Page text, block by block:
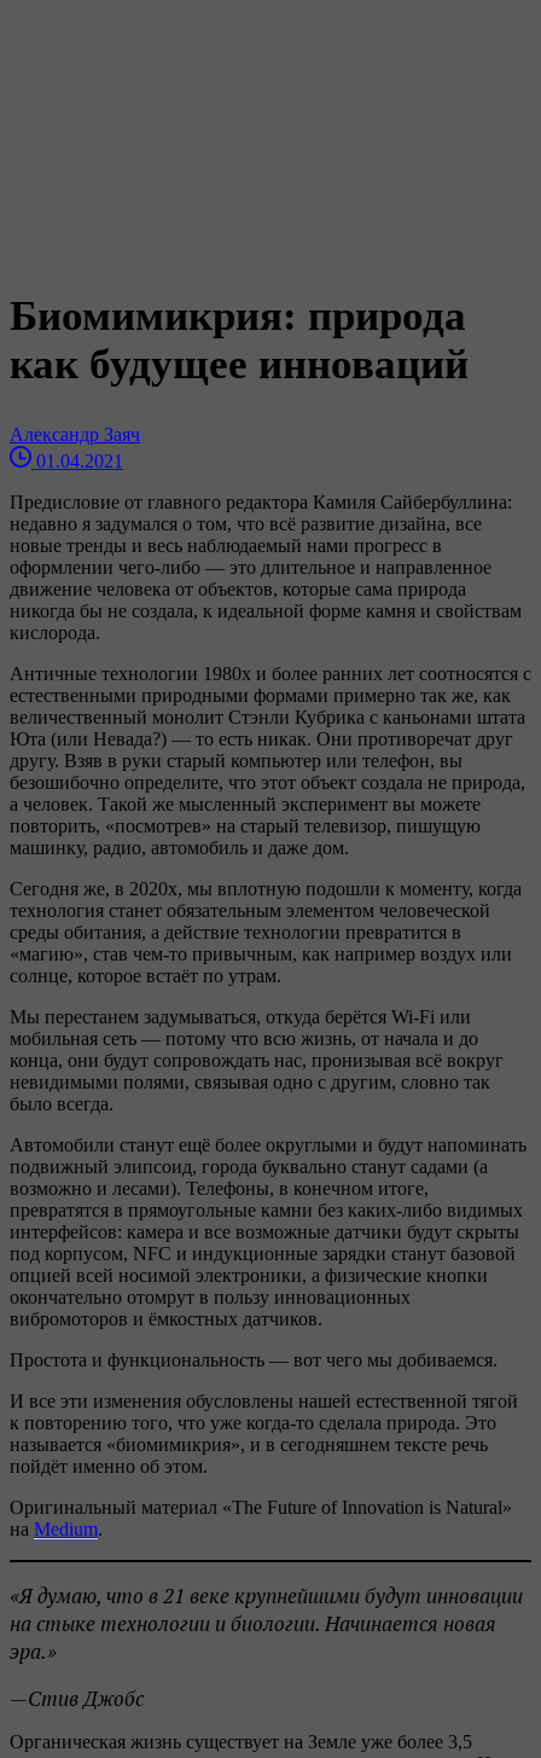
Биомимикрия: природа
как будущее инноваций
Александр Заяч
01.04.2021
Предисловие от главного редактора Камиля Сайбербуллина:
недавно я задумался о том, что всё развитие дизайна, все
новые тренды и весь наблюдаемый нами прогресс в
оформлении чего-либо — это длительное и направленное
движение человека от объектов, которые сама природа
никогда бы не создала, к идеальной форме камня и свойствам
кислорода.
Античные технологии 1980х и более ранних лет соотносятся с
естественными природными формами примерно так же, как
величественный монолит Стэнли Кубрика с каньонами штата
Юта (или Невада?) — то есть никак. Они противоречат друг
другу. Взяв в руки старый компьютер или телефон, вы
безошибочно определите, что этот объект создала не природа,
а человек. Такой же мысленный эксперимент вы можете
повторить, «посмотрев» на старый телевизор, пишущую
машинку, радио, автомобиль и даже дом.
Сегодня же, в 2020х, мы вплотную подошли к моменту, когда
технология станет обязательным элементом человеческой
среды обитания, а действие технологии превратится в
«магию», став чем-то привычным, как например воздух или
солнце, которое встаёт по утрам.
Мы перестанем задумываться, откуда берётся Wi-Fi или
мобильная сеть — потому что всю жизнь, от начала и до
конца, они будут сопровождать нас, пронизывая всё вокруг
невидимыми полями, связывая одно с другим, словно так
было всегда.
Автомобили станут ещё более округлыми и будут напоминать
подвижный элипсоид, города буквально станут садами (а
возможно и лесами). Телефоны, в конечном итоге,
превратятся в прямоугольные камни без каких-либо видимых
интерфейсов: камера и все возможные датчики будут скрыты
под корпусом, NFC и индукционные зарядки станут базовой
опцией всей носимой электроники, а физические кнопки
окончательно отомрут в пользу инновационных
вибромоторов и ёмкостных датчиков.
Простота и функциональность — вот чего мы добиваемся.
И все эти изменения обусловлены нашей естественной тягой
к повторению того, что уже когда-то сделала природа. Это
называется «биомимикрия», и в сегодняшнем тексте речь
пойдёт именно об этом.
Оригинальный материал «The Future of Innovation is Natural»
на Medium.
«Я думаю, что в 21 веке крупнейшими будут инновации
на стыке технологии и биологии. Начинается новая
эра.»
—Стив Джобс
Органическая жизнь существует на Земле уже более 3,5